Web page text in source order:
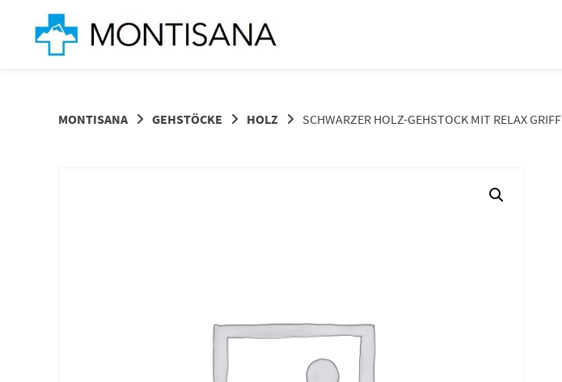
Springen
MONTISANA GEHSTÖCKE HOLZ SCHWARZER HOLZ-GEHSTOCK MIT RELAX GRIFF